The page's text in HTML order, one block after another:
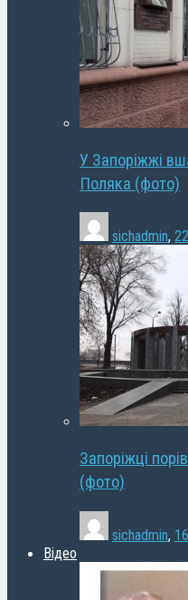
У Запоріжжі
Поляка (фото)
sichadmin,
Запоріжці
(фото)
sichadmin,
Відео